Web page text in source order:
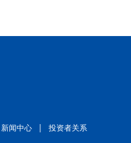
新闻中心 | 投资者关系